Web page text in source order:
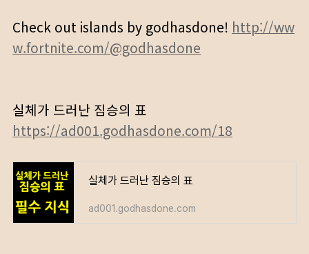
Check out islands by godhasdone! http://ww
w.fortnite.com/@godhasdone
실체가 드러난 짐승의 표
https://ad001.godhasdone.com/18
실체가 드러난 짐승의 표
ad001.godhasdone.com